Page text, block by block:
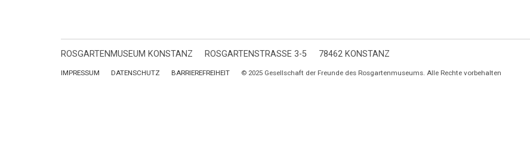
ROSGARTENMUSEUM KONSTANZ ROSGARTENSTRASSE 3-5 78462 KONSTANZ
IMPRESSUM DATENSCHUTZ BARRIEREFREIHEIT © 2025 Gesellschaft der Freunde des Rosgartenmuseums. Alle Rechte vorbehalten